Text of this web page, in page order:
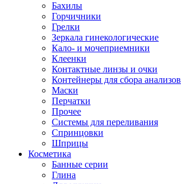
Бахилы
Горчичники
Грелки
Зеркала гинекологические
Кало- и мочеприемники
Клеенки
Контактные линзы и очки
Контейнеры для сбора анализов
Маски
Перчатки
Прочее
Системы для переливания
Спринцовки
Шприцы
Косметика
Банные серии
Глина